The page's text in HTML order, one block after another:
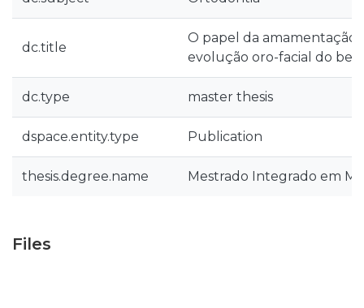
dc.title
O papel da amamentação
evolução oro-facial do
dc.type master thesis
dspace.entity.type Publication
thesis.degree.name Mestrado Integrado em
Files